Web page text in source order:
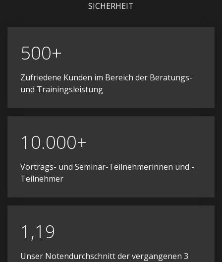
SICHERHEIT
500+
Zufriedene Kunden im Bereich der Beratungs-
und Trainingsleistung
10.000+
Vortrags- und Seminar-Teilnehmerinnen und -
Teilnehmer
1,19
Unser Notendurchschnitt der vergangenen 3